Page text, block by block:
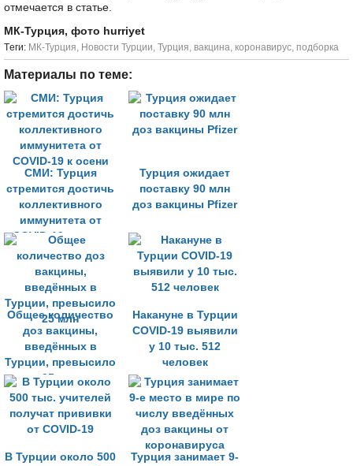
отмечается в статье.
МК-Турция, фото hurriyet
Tеги: МК-Турция, Новости Турции, Турция, вакцина, коронавирус, подборка
Материалы по теме:
СМИ: Турция
стремится достичь
коллективного
иммунитета от
COVID-19 к осени
Турция ожидает
поставку 90 млн
доз вакцины Pfizer
Общее количество
доз вакцины,
введённых в
Турции, превысило
25 млн
Накануне в Турции
COVID-19 выявили
у 10 тыс. 512
человек
В Турции около 500
Турция занимает 9-